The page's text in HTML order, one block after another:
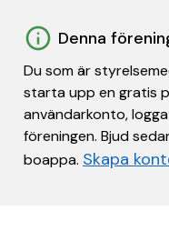
Denna
Du som är
starta upp en gratis
användarkonto,
föreningen. Bjud
boappa. Skapa